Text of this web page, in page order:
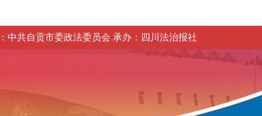
中共自贡市委政法委员会 承办：四川法治报社